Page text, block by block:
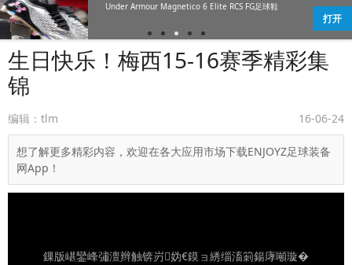
Under Armour Magnetico 6 Elite RCS FG足球鞋
打开
生日快乐！梅西15-16赛季精彩集
锦
编辑：tlm 16-06-24
想了解更多精彩内容，欢迎在各大应用市场下载ENJOYZ足球装备
网App！
鏁版嵁鑾峰彇澶辫触锛岃妫€鏌ョ綉缁滀箣鍚庨噸璇�